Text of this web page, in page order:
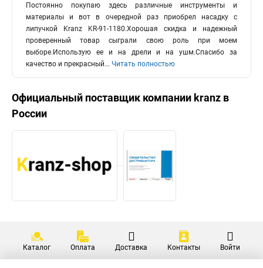
Постоянно покупаю здесь различные инструменты и
материалы и вот в очередной раз приобрел насадку с
липучкой Kranz KR-91-1180.Хорошая скидка и надежный
проверенный товар сыграли свою роль при моем
выборе.Использую ее и на дрели и на ушм.Спасибо за
качество и прекрасный... Читать полностью
Официальный поставщик компании kranz в
России
Каталог Оплата Доставка Контакты Войти